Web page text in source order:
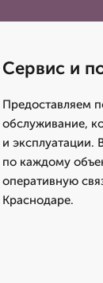
Сервис и
Предоставляем
обслуживание,
и эксплуатации.
по каждому
оперативную
Краснодаре.